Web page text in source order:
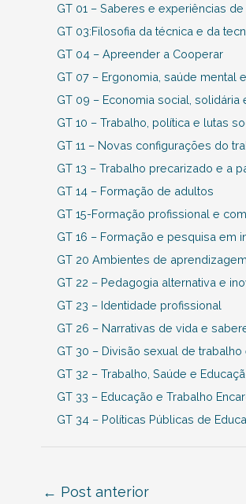
GT 01 – Saberes e experiências
GT 03:Filosofia da técnica e da
GT 04 – Apreender a Cooperar
GT 07 – Ergonomia, saúde mental
GT 09 – Economia social, solidária
GT 10 – Trabalho, política e lutas
GT 11 – Novas configurações do
GT 13 – Trabalho precarizado e a
GT 14 – Formação de adultos
GT 15-Formação profissional e
GT 16 – Formação e pesquisa em
GT 20 Ambientes de
GT 22 – Pedagogia alternativa e
GT 23 – Identidade profissional
GT 26 – Narrativas de vida e
GT 30 – Divisão sexual de
GT 32 – Trabalho, Saúde e
GT 33 – Educação e Trabalho
GT 34 – Políticas Públicas de
← Post anterior